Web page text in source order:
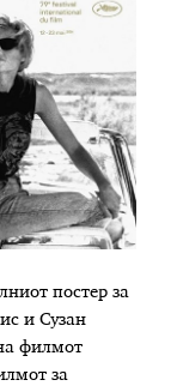
постер за
и Сузан
филмот
за